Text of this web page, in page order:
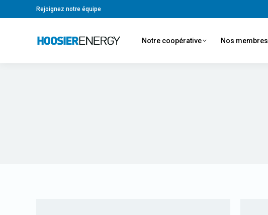
Rejoignez notre équipe
Notre coopérative Nos membres